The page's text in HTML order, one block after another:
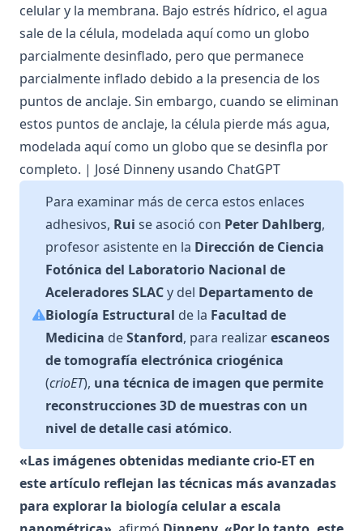
celular y la membrana. Bajo estrés hídrico, el agua
sale de la célula, modelada aquí como un globo
parcialmente desinflado, pero que permanece
parcialmente inflado debido a la presencia de los
puntos de anclaje. Sin embargo, cuando se eliminan
estos puntos de anclaje, la célula pierde más agua,
modelada aquí como un globo que se desinfla por
completo. | José Dinneny usando ChatGPT
Para examinar más de cerca estos enlaces
adhesivos, Rui se asoció con Peter Dahlberg,
profesor asistente en la Dirección de Ciencia
Fotónica del Laboratorio Nacional de
Aceleradores SLACy del Departamento de
Biología Estructural de la Facultad de
Medicina deStanford, para realizarescaneos
de tomografía electrónica criogénica
(crioET), una técnica de imagen que permite
reconstrucciones 3D de muestras con un
nivel de detalle casi atómico.
«Las imágenes obtenidas mediante crio-ET en
este artículo reflejan las técnicas más avanzadas
para explorar la biología celular a escala